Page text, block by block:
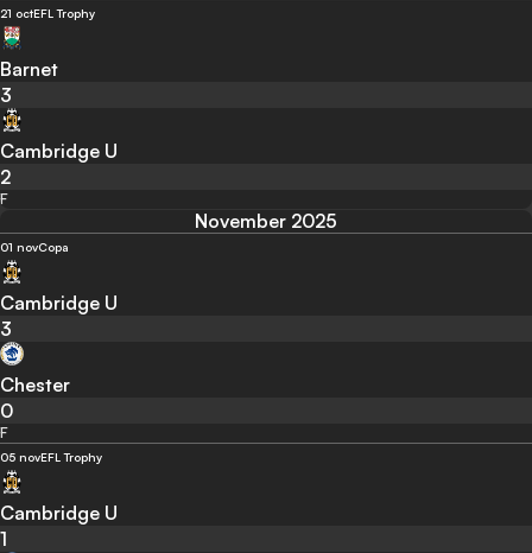
21 octEFL Trophy
Barnet
3
Cambridge U
2
F
November 2025
01 novCopa
Cambridge U
3
Chester
0
F
05 novEFL Trophy
Cambridge U
1